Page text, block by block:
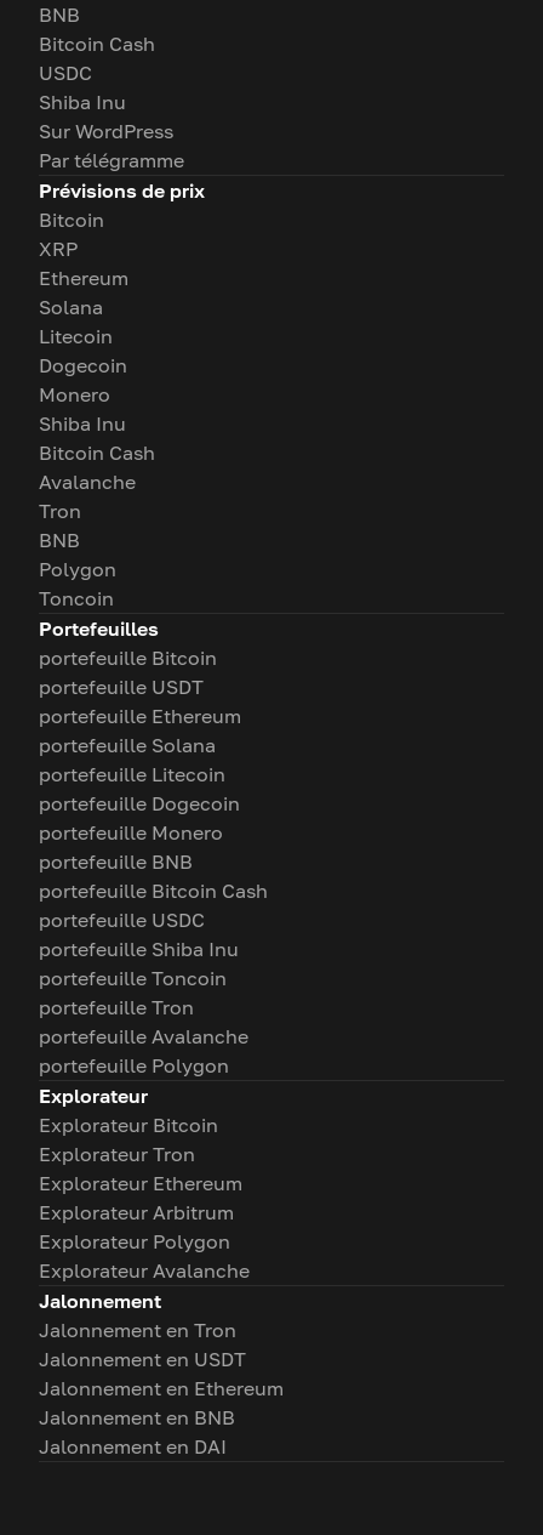
BNB
Bitcoin Cash
USDC
Shiba Inu
Sur WordPress
Par télégramme
Prévisions de prix
Bitcoin
XRP
Ethereum
Solana
Litecoin
Dogecoin
Monero
Shiba Inu
Bitcoin Cash
Avalanche
Tron
BNB
Polygon
Toncoin
Portefeuilles
portefeuille Bitcoin
portefeuille USDT
portefeuille Ethereum
portefeuille Solana
portefeuille Litecoin
portefeuille Dogecoin
portefeuille Monero
portefeuille BNB
portefeuille Bitcoin Cash
portefeuille USDC
portefeuille Shiba Inu
portefeuille Toncoin
portefeuille Tron
portefeuille Avalanche
portefeuille Polygon
Explorateur
Explorateur Bitcoin
Explorateur Tron
Explorateur Ethereum
Explorateur Arbitrum
Explorateur Polygon
Explorateur Avalanche
Jalonnement
Jalonnement en Tron
Jalonnement en USDT
Jalonnement en Ethereum
Jalonnement en BNB
Jalonnement en DAI